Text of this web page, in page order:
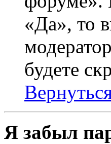
«Да», то
будете
Я забыл